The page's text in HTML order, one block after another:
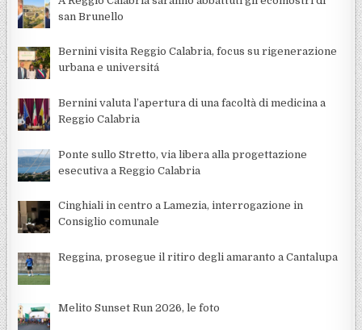
san Brunello
Bernini visita Reggio Calabria, focus su rigenerazione
urbana e universitá
Bernini valuta l’apertura di una facoltà di medicina a
Reggio Calabria
Ponte sullo Stretto, via libera alla progettazione
esecutiva a Reggio Calabria
Cinghiali in centro a Lamezia, interrogazione in
Consiglio comunale
Reggina, prosegue il ritiro degli amaranto a Cantalupa
Melito Sunset Run 2026, le foto